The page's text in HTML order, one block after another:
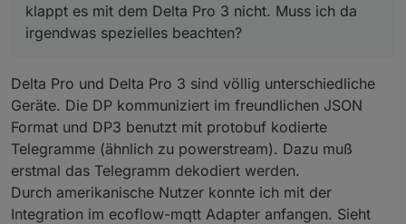
klappt es mit dem Delta Pro 3 nicht. Muss ich da
irgendwas spezielles beachten?
Delta Pro und Delta Pro 3 sind völlig unterschiedliche
Geräte. Die DP kommuniziert im freundlichen JSON
Format und DP3 benutzt mit protobuf kodierte
Telegramme (ähnlich zu powerstream). Dazu muß
erstmal das Telegramm dekodiert werden.
Durch amerikanische Nutzer konnte ich mit der
Integration im ecoflow-mqtt Adapter anfangen. Sieht